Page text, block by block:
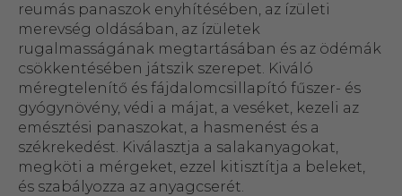
reumás panaszok enyhítésében, az ízületi
merevség oldásában, az ízületek
rugalmasságának megtartásában és az ödémák
csökkentésében játszik szerepet. Kiváló
méregtelenítő és fájdalomcsillapító fűszer- és
gyógynövény, védi a májat, a veséket, kezeli az
emésztési panaszokat, a hasmenést és a
székrekedést. Kiválasztja a salakanyagokat,
megköti a mérgeket, ezzel kitisztítja a beleket,
és szabályozza az anyagcserét.